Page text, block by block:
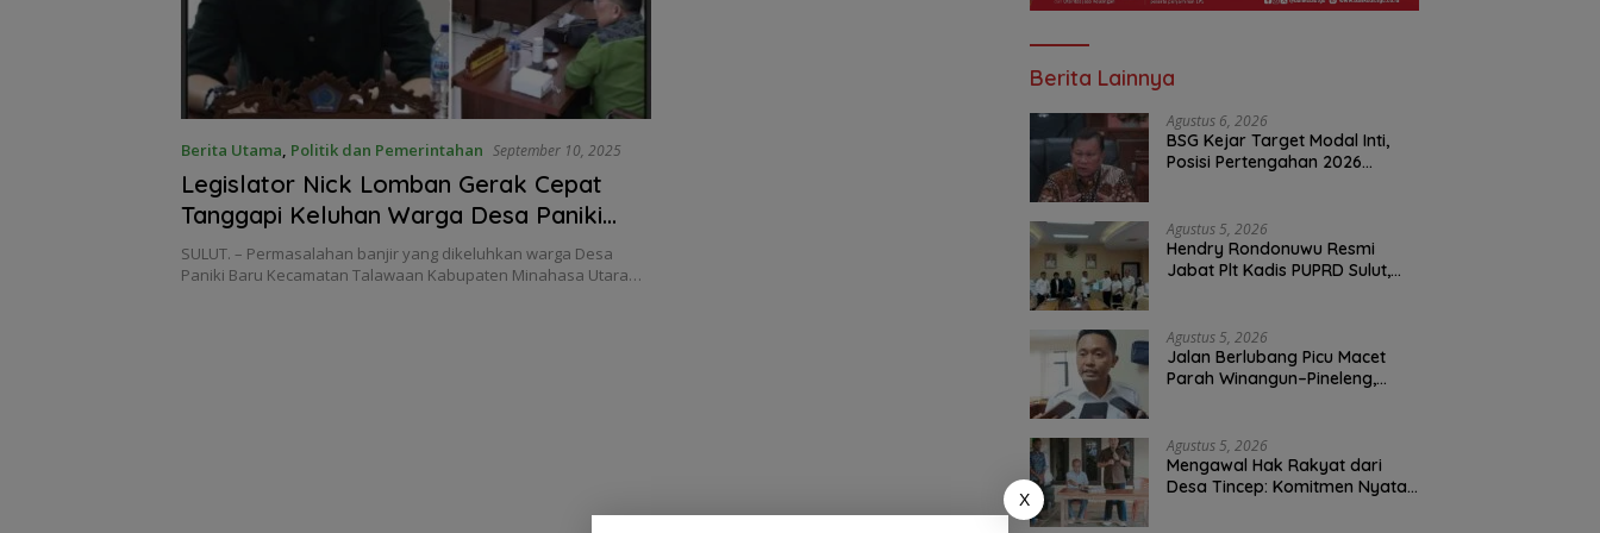
Berita Utama, Politik dan Pemerintahan September 10, 2025
Legislator Nick Lomban Gerak Cepat
Tanggapi Keluhan Warga Desa Paniki
Baru, Hadirkan BWS di RDP
SULUT. – Permasalahan banjir yang dikeluhkan warga Desa
Paniki Baru Kecamatan Talawaan Kabupaten Minahasa Utara…
Berita Lainnya
Agustus 6, 2026
BSG Kejar Target Modal Inti,
Posisi Pertengahan 2026
Agustus 5, 2026
Hendry Rondonuwu Resmi
Jabat Plt Kadis PUPRD Sulut,
Layanan Publik
Agustus 5, 2026
Jalan Berlubang Picu Macet
Parah Winangun–Pineleng,
Malam Ini
Agustus 5, 2026
Mengawal Hak Rakyat dari
Desa Tincep: Komitmen Nyata
X